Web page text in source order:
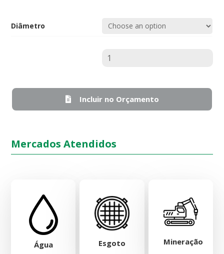
Diâmetro
Incluir no Orçamento
Mercados Atendidos
Água Esgoto Mineração